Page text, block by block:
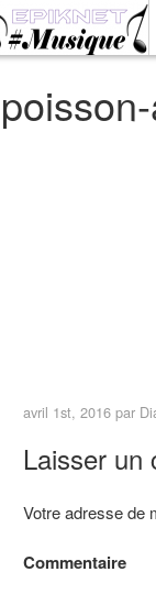
avril 1st, 2016 par
Laisser un
Votre adresse de
Commentaire